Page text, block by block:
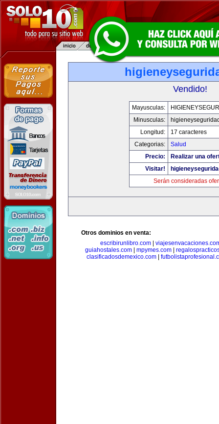
Vendido!
Mayusculas:
Minusculas:
Longitud:
17 caracteres
Categorias:
Salud
Precio:
Realizar una
Visitar!
Serán consideradas
Otros dominios en venta:
escribirunlibro.com
guiahostales.com| mpymes.com|
clasificadosdemexico.com|